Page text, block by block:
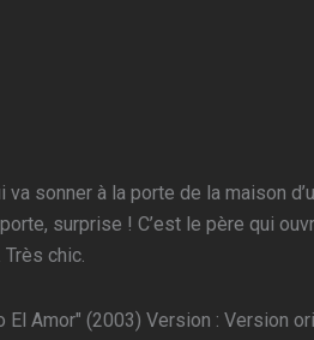
va sonner à la porte de la maison
porte, surprise ! C’est le père qui
chic.
El Amor" (2003) Version : Version